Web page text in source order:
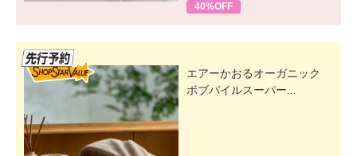
40%OFF
エアーかおるオーガニック
ボブパイルスーパー...